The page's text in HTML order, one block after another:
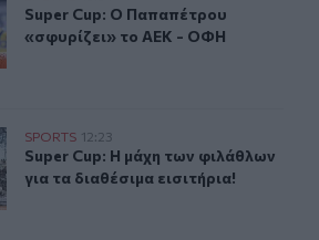
Super Cup: Ο Παπαπέτρου
Super Cup: Ο Παπαπέτρου
«σφυρίζει» το ΑΕΚ - ΟΦΗ
φιλάθλων για τα διαθέσιμα
SPORTS 12:23
Super Cup: Η μάχη των φιλάθλων
Super Cup: Η μάχη των φιλάθλων
για τα διαθέσιμα εισιτήρια!